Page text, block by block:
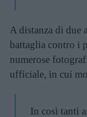
A distanza di due
battaglia contro i
numerose
ufficiale, in cui
In così tanti